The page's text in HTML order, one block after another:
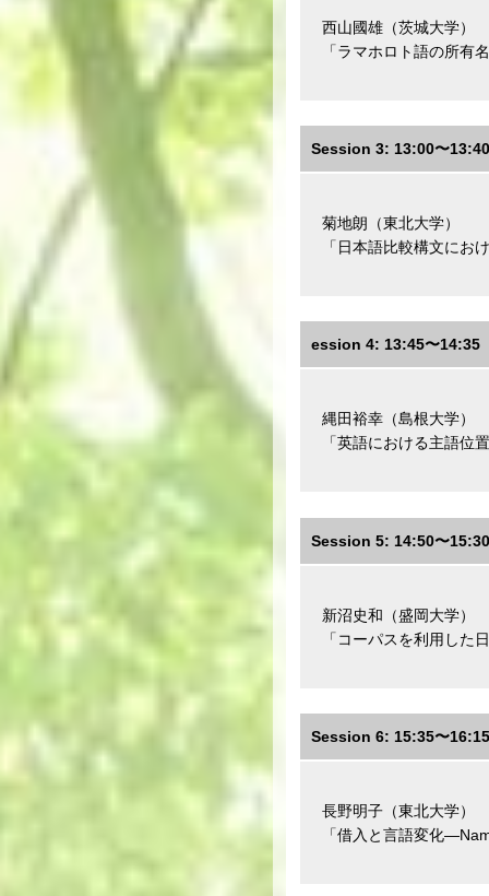
西山國雄（茨城大学）
「ラマホロト語の所有
Session 3: 13:00〜13:40
菊地朗（東北大学）
「日本語比較構文にお
ession 4: 13:45〜14:35
縄田裕幸（島根大学）
「英語における主語位
Session 5: 14:50〜15:30
新沼史和（盛岡大学）
「コーパスを利用した
Session 6: 15:35〜16:15
長野明子（東北大学）
「借入と言語変化